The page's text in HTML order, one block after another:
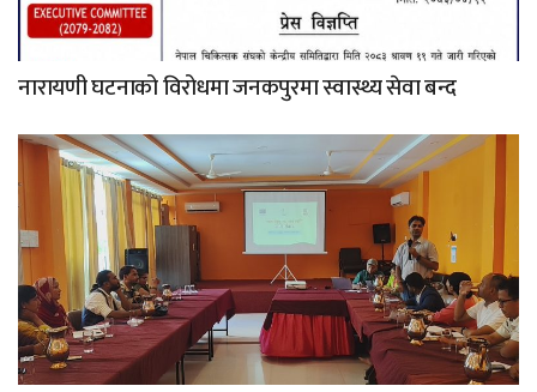
नारायणी घटनाको विरोधमा जनकपुरमा स्वास्थ्य सेवा बन्द